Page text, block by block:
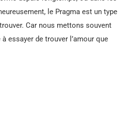
le Pragma est un type
Car nous mettons souvent
essayer de trouver l’amour que